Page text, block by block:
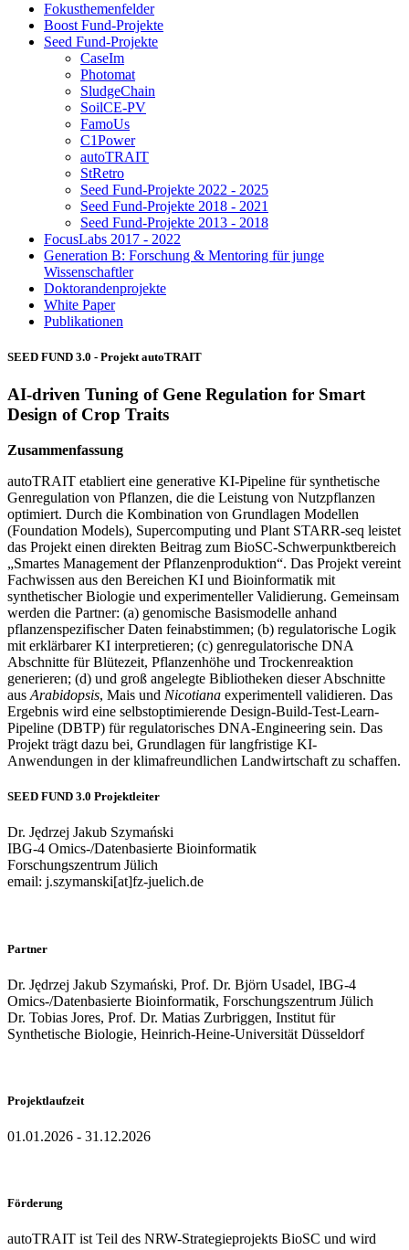
Fokusthemenfelder
Boost Fund-Projekte
Seed Fund-Projekte
CaseIm
Photomat
SludgeChain
SoilCE-PV
FamoUs
C1Power
autoTRAIT
StRetro
Seed Fund-Projekte 2022 - 2025
Seed Fund-Projekte 2018 - 2021
Seed Fund-Projekte 2013 - 2018
FocusLabs 2017 - 2022
Generation B: Forschung & Mentoring für junge
Wissenschaftler
Doktorandenprojekte
White Paper
Publikationen
SEED FUND 3.0 - ProjektautoTRAIT
AI-driven Tuning of Gene Regulation for Smart
Design of Crop Traits
Zusammenfassung
autoTRAIT etabliert eine generative KI-Pipeline für synthetische
Genregulation von Pflanzen, die die Leistung von Nutzpflanzen
optimiert. Durch die Kombination von Grundlagen Modellen
(Foundation Models), Supercomputing und Plant STARR-seq leistet
das Projekt einen direkten Beitrag zum BioSC-Schwerpunktbereich
„Smartes Management der Pflanzenproduktion“. Das Projekt vereint
Fachwissen aus den Bereichen KI und Bioinformatik mit
synthetischer Biologie und experimenteller Validierung. Gemeinsam
werden die Partner: (a) genomische Basismodelle anhand
pflanzenspezifischer Daten feinabstimmen; (b) regulatorische Logik
mit erklärbarer KI interpretieren; (c) genregulatorische DNA
Abschnitte für Blütezeit, Pflanzenhöhe und Trockenreaktion
generieren; (d) und groß angelegte Bibliotheken dieser Abschnitte
aus Arabidopsis, Mais und Nicotiana experimentell validieren. Das
Ergebnis wird eine selbstoptimierende Design-Build-Test-Learn-
Pipeline (DBTP) für regulatorisches DNA-Engineering sein. Das
Projekt trägt dazu bei, Grundlagen für langfristige KI-
Anwendungen in der klimafreundlichen Landwirtschaft zu schaffen.
SEED FUND 3.0 Projektleiter
Dr. Jędrzej Jakub Szymański
IBG-4 Omics-/Datenbasierte Bioinformatik
Forschungszentrum Jülich
email: j.szymanski[at]fz-juelich.de
Partner
Dr. Jędrzej Jakub Szymański, Prof. Dr. Björn Usadel, IBG-4
Omics-/Datenbasierte Bioinformatik, Forschungszentrum Jülich
Dr. Tobias Jores, Prof. Dr. Matias Zurbriggen, Institut für
Synthetische Biologie, Heinrich-Heine-Universität Düsseldorf
Projektlaufzeit
01.01.2026 - 31.12.2026
Förderung
autoTRAIT ist Teil des NRW-Strategieprojekts BioSC und wird